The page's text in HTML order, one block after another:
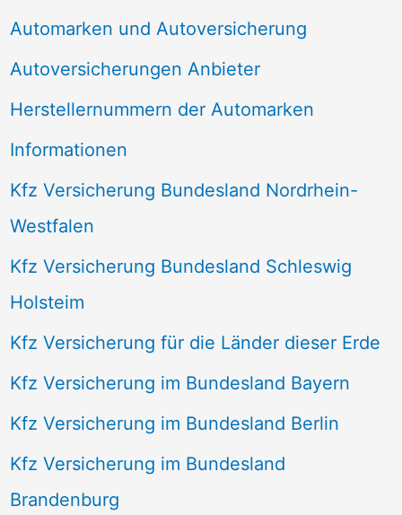
Automarken und Autoversicherung
Autoversicherungen Anbieter
Herstellernummern der Automarken
Informationen
Kfz Versicherung Bundesland Nordrhein-
Westfalen
Kfz Versicherung Bundesland Schleswig
Holsteim
Kfz Versicherung für die Länder dieser Erde
Kfz Versicherung im Bundesland Bayern
Kfz Versicherung im Bundesland Berlin
Kfz Versicherung im Bundesland
Brandenburg